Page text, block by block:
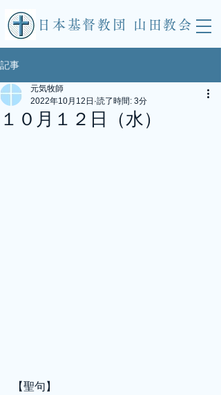
​日本基督教団 山田教会
記事
１０月１２日（水）
元気牧師
2022年10月12日 読了時間: 3分
【聖句】